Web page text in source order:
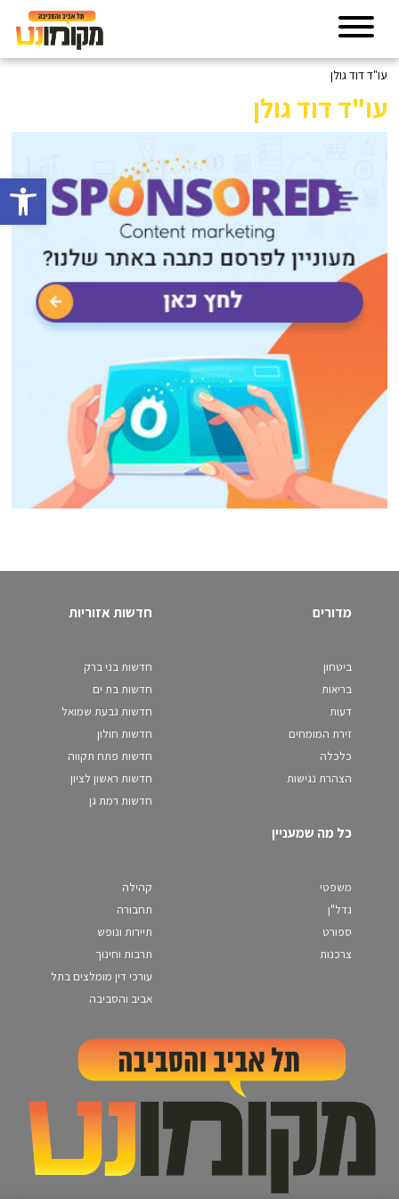
פתח
עו"ד דוד גולן
עו"ד דוד גולן
מדורים
ביטחון
בריאות
דעות
זירת המומחים
כלכלה
הצהרת נגישות
חדשות אזוריות
חדשות בני ברק
חדשות בת ים
חדשות גבעת שמואל
חדשות חולון
חדשות פתח תקווה
חדשות ראשון לציון
חדשות רמת גן
כל מה שמעניין
משפטי
נדל"ן
ספורט
צרכנות
קהילה
תחבורה
תיירות ונופש
תרבות וחינוך
עורכי דין מומלצים בתל
אביב והסביבה